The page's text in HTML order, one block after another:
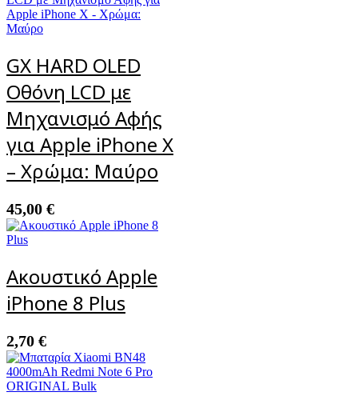
GX HARD OLED
Οθόνη LCD με
Μηχανισμό Αφής
για Apple iPhone X
– Χρώμα: Μαύρο
45,00 €
Ακουστικό Apple
iPhone 8 Plus
2,70 €